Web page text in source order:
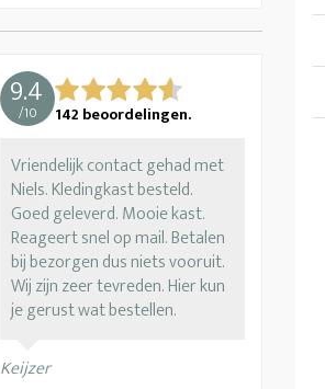
9.4
/10 142 beoordelingen.
Vriendelijk contact gehad met
Niels. Kledingkast besteld.
Goed geleverd. Mooie kast.
Reageert snel op mail. Betalen
bij bezorgen dus niets vooruit.
Wij zijn zeer tevreden. Hier kun
je gerust wat bestellen.
Keijzer